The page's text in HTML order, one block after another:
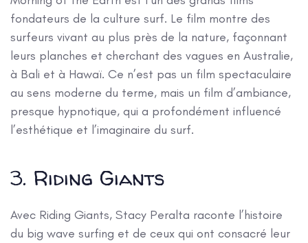
fondateurs de la culture surf. Le film montre des
surfeurs vivant au plus près de la nature, façonnant
leurs planches et cherchant des vagues en Australie,
à Bali et à Hawaï. Ce n’est pas un film spectaculaire
au sens moderne du terme, mais un film d’ambiance,
presque hypnotique, qui a profondément influencé
l’esthétique et l’imaginaire du surf.
3. Riding Giants
Avec Riding Giants, Stacy Peralta raconte l’histoire
du big wave surfing et de ceux qui ont consacré leur